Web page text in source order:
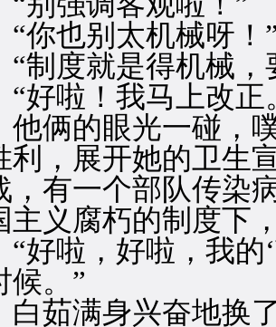
也别太机械呀！
度就是得机械，
啦！我马上改正
的眼光一碰，噗
利，展开她的卫生
，有一个部队传染
主义腐朽的制度
啦，好啦，我的‘
候。”
满身兴奋地换了